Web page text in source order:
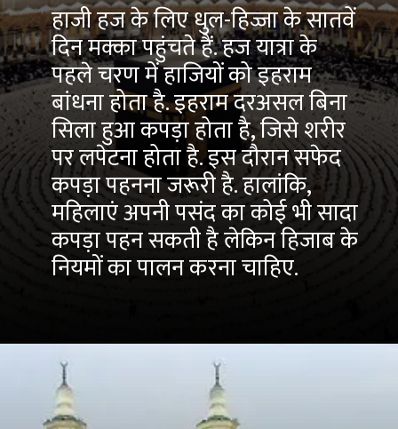
हाजी हज के लिए धुल-हिज्जा के सातवें
दिन मक्का पहुंचते हैं. हज यात्रा के
पहले चरण में हाजियों को इहराम
बांधना होता है. इहराम दरअसल बिना
सिला हुआ कपड़ा होता है, जिसे शरीर
पर लपेटना होता है. इस दौरान सफेद
कपड़ा पहनना जरूरी है. हालांकि,
महिलाएं अपनी पसंद का कोई भी सादा
कपड़ा पहन सकती है लेकिन हिजाब के
नियमों का पालन करना चाहिए.